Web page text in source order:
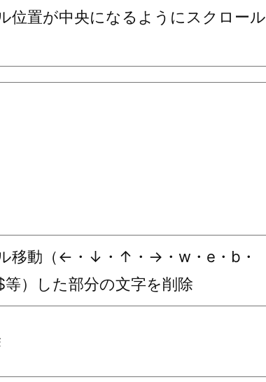
位置が中央になるようにスクロール
移動（←・↓・↑・→・w・e・b・
等）した部分の文字を削除